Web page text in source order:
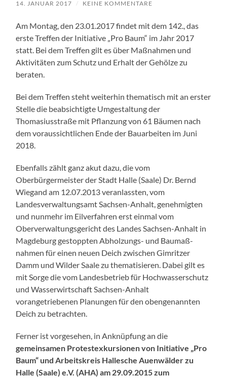
14. JANUAR 2017 / KEINE KOMMENTARE
Am Montag, den 23.01.2017 findet mit dem 142., das
erste Treffen der Initiative „Pro Baum“ im Jahr 2017
statt. Bei dem Treffen gilt es über Maßnahmen und
Aktivitäten zum Schutz und Erhalt der Gehölze zu
beraten.
Bei dem Treffen steht weiterhin thematisch mit an erster
Stelle die beabsichtigte Umgestaltung der
Thomasiusstraße mit Pflanzung von 61 Bäumen nach
dem voraussichtlichen Ende der Bauarbeiten im Juni
2018.
Ebenfalls zählt ganz akut dazu, die vom
Oberbürgermeister der Stadt Halle (Saale) Dr. Bernd
Wiegand am 12.07.2013 veranlassten, vom
Landesverwaltungsamt Sachsen-Anhalt, genehmigten
und nunmehr im Eilverfahren erst einmal vom
Oberverwaltungsgericht des Landes Sachsen-Anhalt in
Magdeburg gestoppten Abholzungs- und Baumaß-
nahmen für einen neuen Deich zwischen Gimritzer
Damm und Wilder Saale zu thematisieren. Dabei gilt es
mit Sorge die vom Landesbetrieb für Hochwasserschutz
und Wasserwirtschaft Sachsen-Anhalt
vorangetriebenen Planungen für den obengenannten
Deich zu betrachten.
Ferner ist vorgesehen, in Anknüpfung an die
gemeinsamen Protestexkursionen von Initiative „Pro
Baum“ und Arbeitskreis Hallesche Auenwälder zu
Halle (Saale) e.V. (AHA) am 29.09.2015 zum